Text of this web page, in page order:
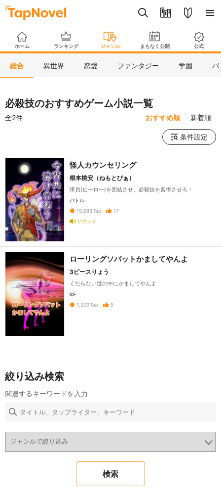
ホーム ランキング ジャンル まもなく公開 公式
総合 異世界 恋愛 ファンタジー 学園 バ
必殺技のおすすめゲーム小説一覧
全2件 おすすめ順 新着順
条件設定
怪人カウンセリング
根本桃安（ねもとぴぁ）
隊員(ヒーロー)を団結させ、必殺技を習得させろ！
バトル
19,688Tap
17
サウンド
ローリングソバットかましてやんよ
3ピースりょう
くだらない世の中にかましてやんよ
SF
1,209Tap 5
絞り込み検索
関連するキーワードを入力